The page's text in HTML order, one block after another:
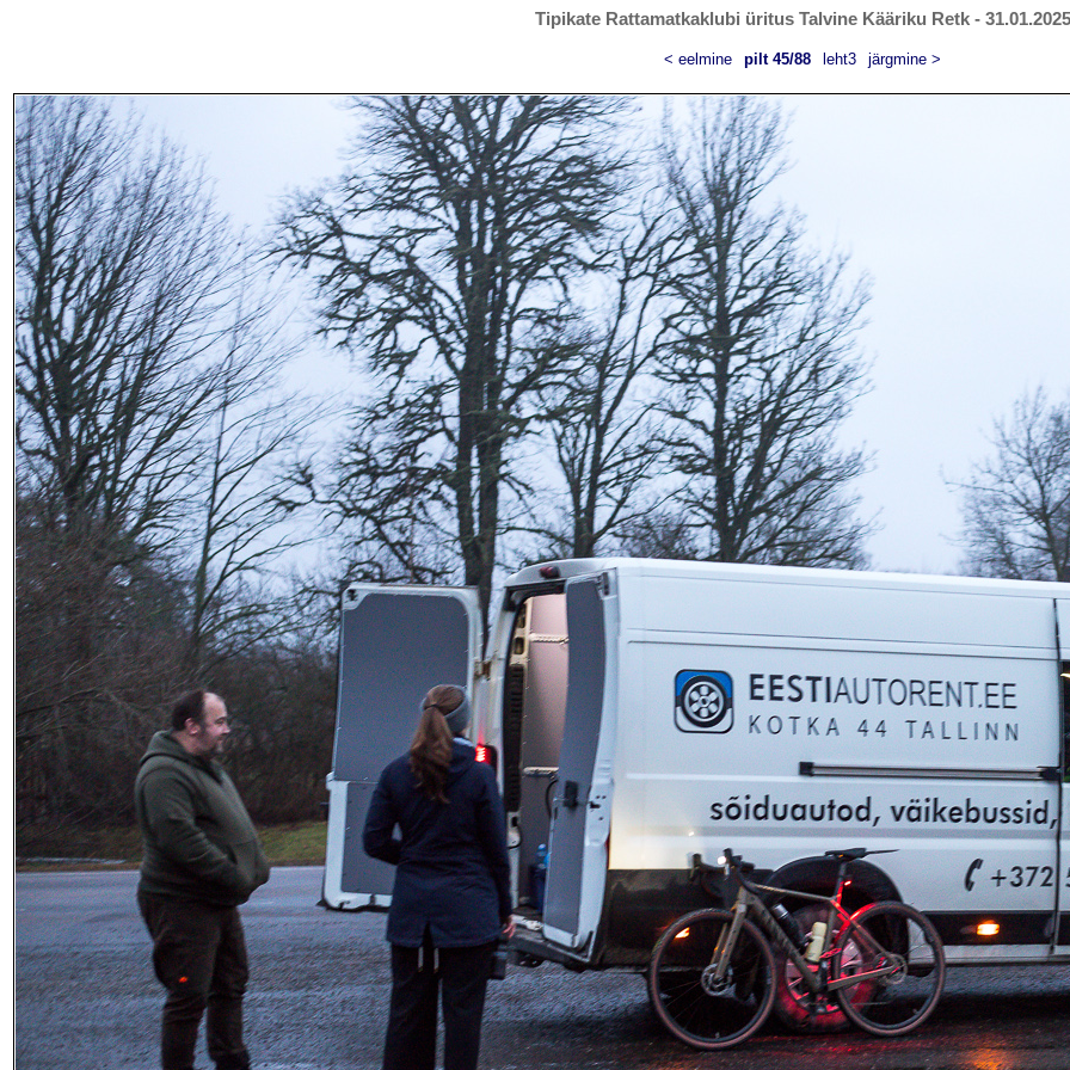
Tipikate Rattamatkaklubi üritus Talvine Kääriku Retk - 31.01.2025
< eelmine pilt 45/88 leht3 järgmine >